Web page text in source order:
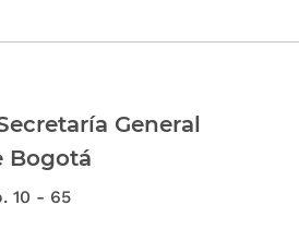
General
Bogotá
10 - 65